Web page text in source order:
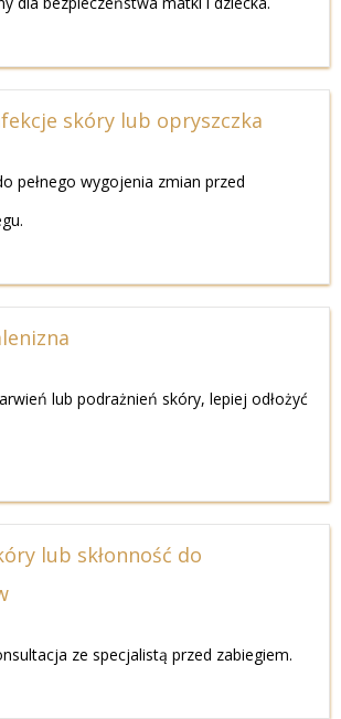
skóry lub opryszczka
pełnego wygojenia zmian przed
lub podrażnień skóry, lepiej odłożyć
lub skłonność do
ze specjalistą przed zabiegiem.